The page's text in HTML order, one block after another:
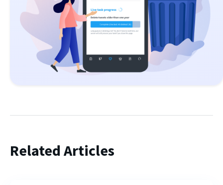
Related Articles